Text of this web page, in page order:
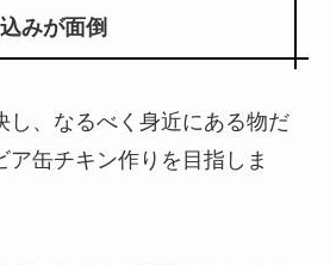
みが面倒
、 なるべく身近にある物だ
ア缶チキン作り を目指しま